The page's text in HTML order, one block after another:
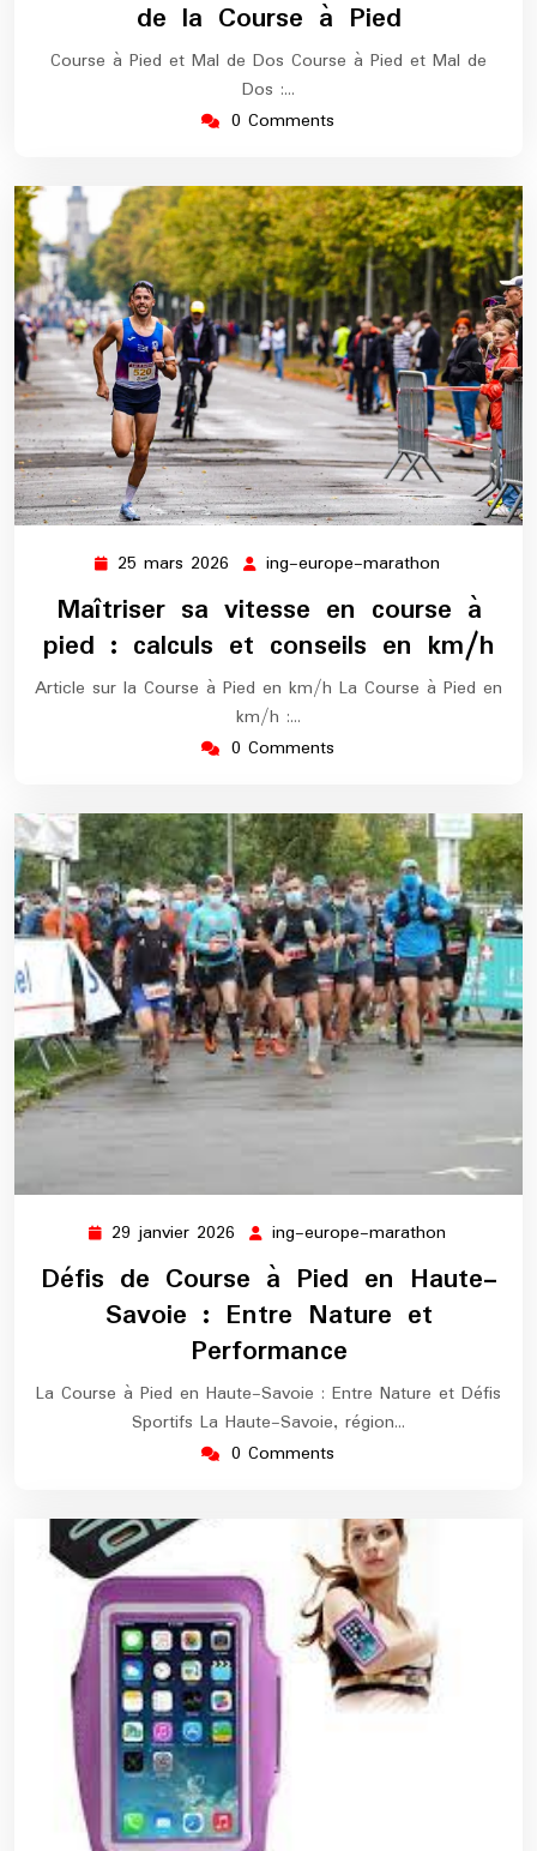
de la Course à Pied
Course à Pied et Mal de Dos Course à Pied et Mal de
Dos :…
0 Comments
25 mars 2026 25
mars
2026
ing-europe-marathon
europe-
marathon
Maîtriser sa vitesse en course à
pied : calculs et conseils en km/h
Article sur la Course à Pied en km/h La Course à Pied en
km/h :…
0 Comments
29 janvier 2026 29
janvier
2026
ing-europe-marathon
marathon
Défis de Course à Pied en Haute-
Savoie : Entre Nature et
Performance
La Course à Pied en Haute-Savoie : Entre Nature et Défis
Sportifs La Haute-Savoie, région…
0 Comments